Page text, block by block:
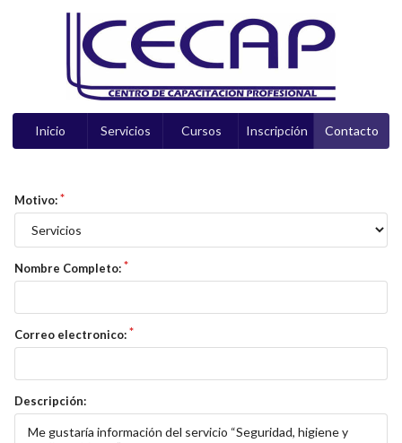
Inicio Servicios Cursos Inscripción Contacto
Motivo:
Nombre Completo:
Correo electronico:
Descripción: